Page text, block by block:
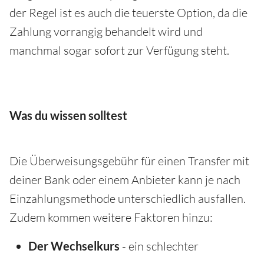
der Regel ist es auch die teuerste Option, da die
Zahlung vorrangig behandelt wird und
manchmal sogar sofort zur Verfügung steht.
Was du wissen solltest
Die Überweisungsgebühr für einen Transfer mit
deiner Bank oder einem Anbieter kann je nach
Einzahlungsmethode unterschiedlich ausfallen.
Zudem kommen weitere Faktoren hinzu:
Der Wechselkurs - ein schlechter